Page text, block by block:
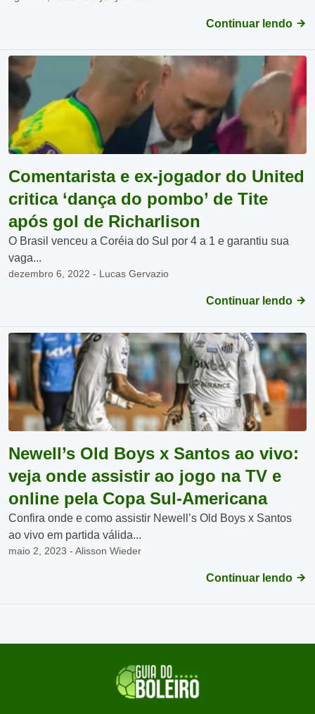
Continuar lendo
Comentarista e ex-jogador do United
critica ‘dança do pombo’ de Tite
após gol de Richarlison
O Brasil venceu a Coréia do Sul por 4 a 1 e garantiu sua
vaga...
dezembro 6, 2022 - Lucas Gervazio
Continuar lendo
Newell’s Old Boys x Santos ao vivo:
veja onde assistir ao jogo na TV e
online pela Copa Sul-Americana
Confira onde e como assistir Newell’s Old Boys x Santos
ao vivo em partida válida...
maio 2, 2023 - Alisson Wieder
Continuar lendo